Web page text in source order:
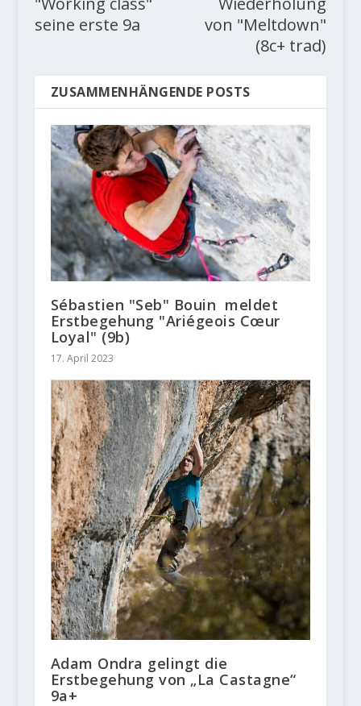
seine erste 9a
von "Meltdown"
(8c+ trad)
ZUSAMMENHÄNGENDE POSTS
Sébastien "Seb" Bouin meldet
Erstbegehung "Ariégeois Cœur
Loyal" (9b)
17. April 2023
Adam Ondra gelingt die
Erstbegehung von „La Castagne“
9a+